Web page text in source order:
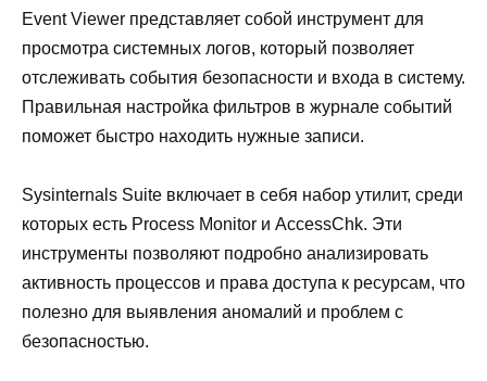
Event Viewer представляет собой инструмент для
просмотра системных логов, который позволяет
отслеживать события безопасности и входа в систему.
Правильная настройка фильтров в журнале событий
поможет быстро находить нужные записи.
Sysinternals Suite включает в себя набор утилит, среди
которых есть Process Monitor и AccessChk. Эти
инструменты позволяют подробно анализировать
активность процессов и права доступа к ресурсам, что
полезно для выявления аномалий и проблем с
безопасностью.